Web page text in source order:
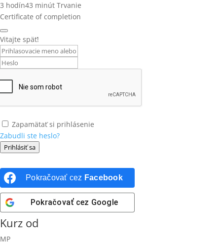
3 hodín43 minút Trvanie
Certificate of completion
Vitajte späť!
Zapamätať si prihlásenie
Zabudli ste heslo?
Prihlásiť sa
Pokračovať cez Facebook
Pokračovať cez Google
Kurz od
MP